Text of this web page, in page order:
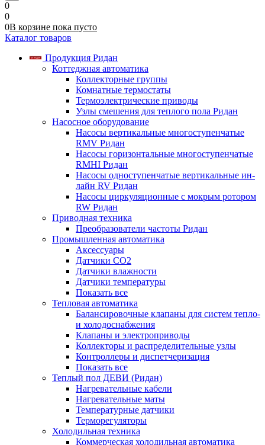
0
0
0В корзине пока пусто
Каталог товаров
Продукция Ридан
Коттеджная автоматика
Коллекторные группы
Комнатные термостаты
Термоэлектрические приводы
Узлы смешения для теплого пола Ридан
Насосное оборудование
Насосы вертикальные многоступенчатые
RMV Ридан
Насосы горизонтальные многоступенчатые
RMHI Ридан
Насосы одноступенчатые вертикальные ин-
лайн RV Ридан
Насосы циркуляционные с мокрым ротором
RW Ридан
Приводная техника
Преобразователи частоты Ридан
Промышленная автоматика
Аксессуары
Датчики CO2
Датчики влажности
Датчики температуры
Показать все
Тепловая автоматика
Балансировочные клапаны для систем тепло-
и холодоснабжения
Клапаны и электроприводы
Коллекторы и распределительные узлы
Контроллеры и диспетчеризация
Показать все
Теплый пол ДЕВИ (Ридан)
Нагревательные кабели
Нагревательные маты
Температурные датчики
Терморегуляторы
Холодильная техника
Коммерческая холодильная автоматика